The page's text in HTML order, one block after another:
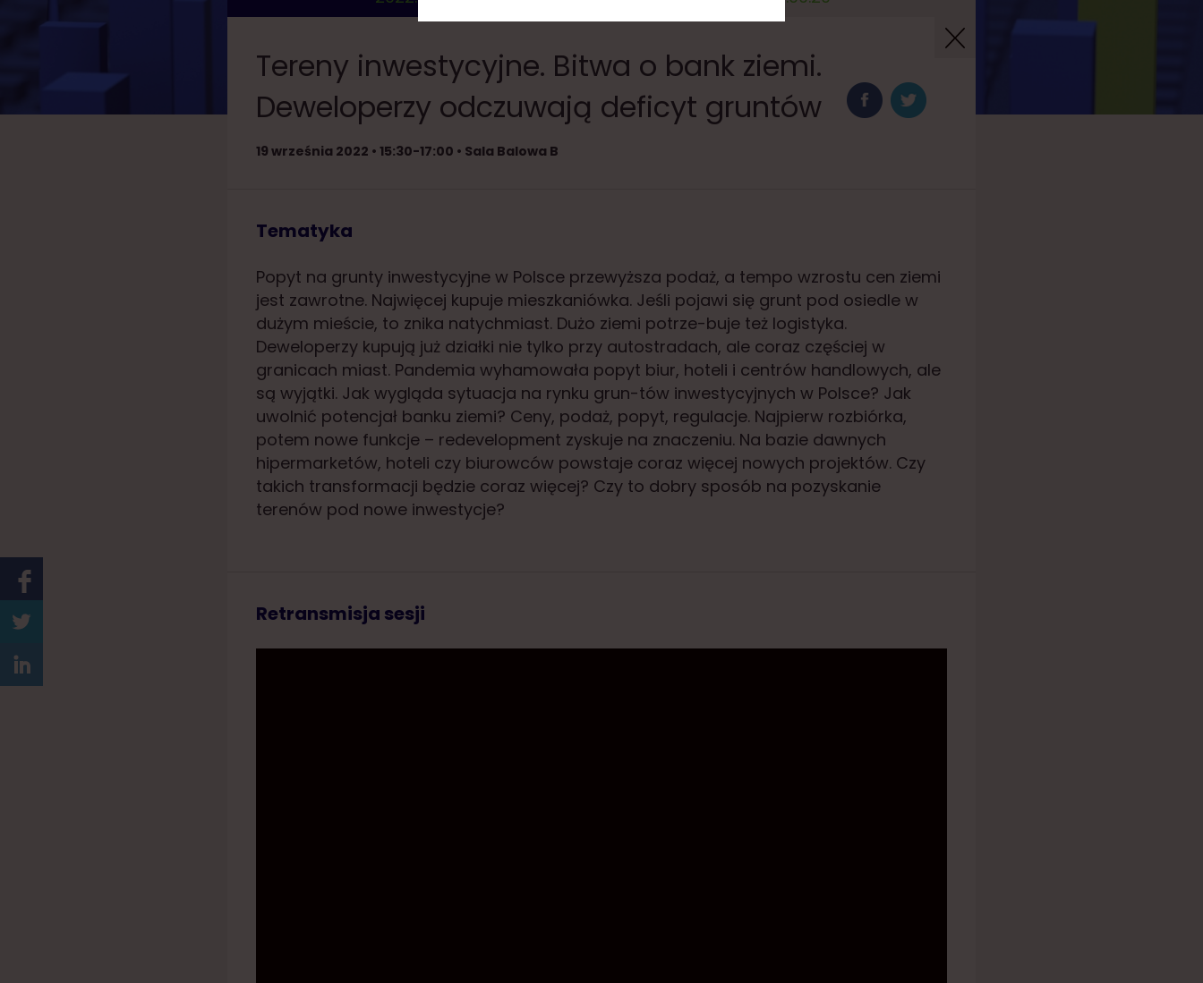
Tereny inwestycyjne. Bitwa o bank ziemi.
Deweloperzy odczuwają deficyt gruntów
19 września 2022 • 15:30-17:00 • Sala Balowa B
Tematyka
Popyt na grunty inwestycyjne w Polsce przewyższa podaż, a tempo wzrostu cen ziemi
jest zawrotne. Najwięcej kupuje mieszkaniówka. Jeśli pojawi się grunt pod osiedle w
dużym mieście, to znika natychmiast. Dużo ziemi potrze-buje też logistyka.
Deweloperzy kupują już działki nie tylko przy autostradach, ale coraz częściej w
granicach miast. Pandemia wyhamowała popyt biur, hoteli i centrów handlowych, ale
są wyjątki. Jak wygląda sytuacja na rynku grun-tów inwestycyjnych w Polsce? Jak
uwolnić potencjał banku ziemi? Ceny, podaż, popyt, regulacje. Najpierw rozbiórka,
potem nowe funkcje – redevelopment zyskuje na znaczeniu. Na bazie dawnych
hipermarketów, hoteli czy biurowców powstaje coraz więcej nowych projektów. Czy
takich transformacji będzie coraz więcej? Czy to dobry sposób na pozyskanie
terenów pod nowe inwestycje?
Retransmisja sesji